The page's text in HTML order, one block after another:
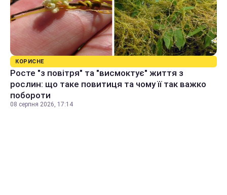
КОРИСНЕ
Росте "з повітря" та "висмоктує" життя з
рослин: що таке повитиця та чому її так важко
побороти
08 серпня 2026, 17:14